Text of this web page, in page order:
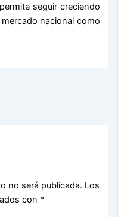
seguir creciendo
nacional como
no será publicada. Los
con *